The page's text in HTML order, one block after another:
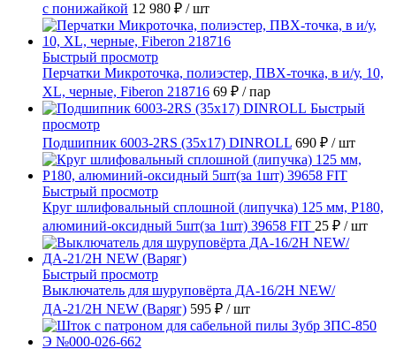
с понижайкой 12 980 ₽ / шт
Быстрый просмотр
Перчатки Микроточка, полиэстер, ПВХ-точка, в и/у, 10,
ХL, черные, Fiberon 218716 69 ₽ / пар
Быстрый
просмотр
Подшипник 6003-2RS (35х17) DINROLL 690 ₽ / шт
Быстрый просмотр
Круг шлифовальный сплошной (липучка) 125 мм, Р180,
алюминий-оксидный 5шт(за 1шт) 39658 FIT 25 ₽ / шт
Быстрый просмотр
Выключатель для шуруповёрта ДА-16/2Н NEW/
ДА-21/2Н NEW (Варяг) 595 ₽ / шт